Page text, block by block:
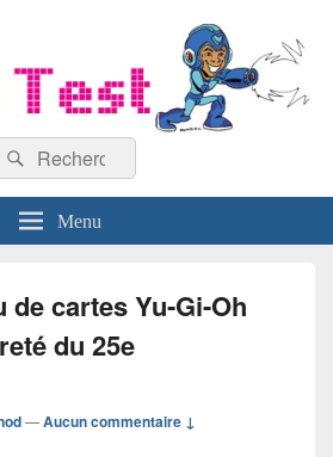
Recherche :
Rechercher
Menu
de cartes Yu-Gi-Oh
du 25e
—Aucun commentaire ↓